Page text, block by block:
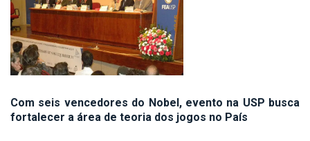
Com seis vencedores do Nobel, evento na USP busca
fortalecer a área de teoria dos jogos no País